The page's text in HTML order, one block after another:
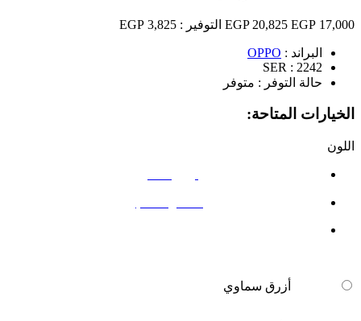
17,000 EGP
20,825 EGP التوفير : 3,825 EGP
البراند : OPPO
SER : 2242
حالة التوفر : متوفر
الخيارات المتاحة:
اللون
أزرق سماوي